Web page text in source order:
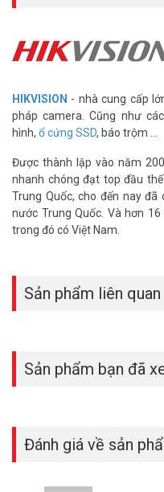
HIKVISION - nhà cung cấp
pháp camera. Cũng như
hình, ổ cứng SSD, báo trộm ...
Được thành lập vào năm
nhanh chóng đạt top đầu
Trung Quốc, cho đến nay
nước Trung Quốc. Và hơn
trong đó có Việt Nam.
Sản phẩm liên quan
Sản phẩm bạn đã
Đánh giá về sản